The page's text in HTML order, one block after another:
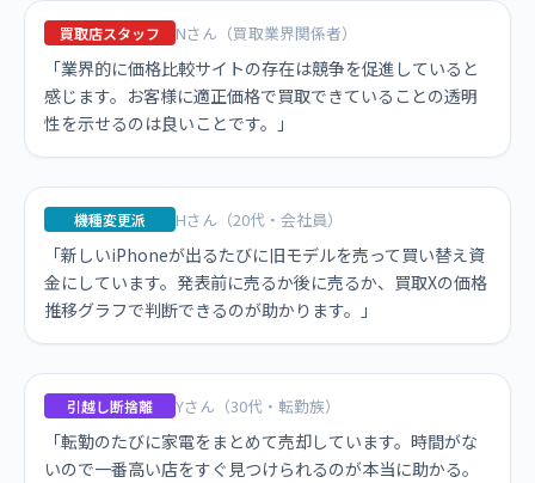
買取店スタッフ Nさん（買取業界関係者）
「業界的に価格比較サイトの存在は競争を促進していると
感じます。お客様に適正価格で買取できていることの透明
性を示せるのは良いことです。」
機種変更派 Hさん（20代・会社員）
「新しいiPhoneが出るたびに旧モデルを売って買い替え資
金にしています。発表前に売るか後に売るか、買取Xの価格
推移グラフで判断できるのが助かります。」
引越し断捨離 Yさん（30代・転勤族）
「転勤のたびに家電をまとめて売却しています。時間がな
いので一番高い店をすぐ見つけられるのが本当に助かる。